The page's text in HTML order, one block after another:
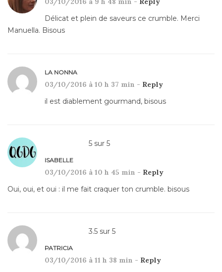
Délicat et plein de saveurs ce crumble. Merci
Manuella. Bisous
LA NONNA
03/10/2016 à 10 h 37 min - Reply
il est diablement gourmand, bisous
5 sur 5
ISABELLE
03/10/2016 à 10 h 45 min - Reply
Oui, oui, et oui : il me fait craquer ton crumble. bisous
3.5 sur 5
PATRICIA
03/10/2016 à 11 h 38 min - Reply